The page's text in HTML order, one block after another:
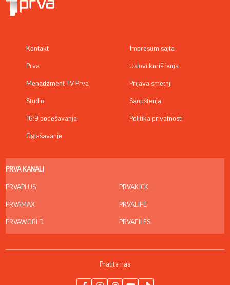
Kontakt
Prva
Menadžment TV Prva
Studio
16:9 podešavanja
Oglašavanje
Impresum sajta
Uslovi korišćenja
Prijava smetnji
Saopštenja
Politika privatnosti
PRVA KANALI
PRVAPLUS
PRVAMAX
PRVAWORLD
PRVAKICK
PRVALIFE
PRVAFILES
Pratite nas